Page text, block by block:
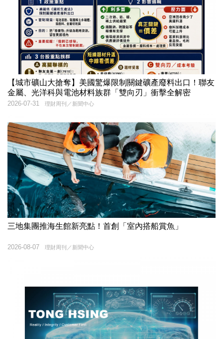
【城市礦山大搶奪】美國驚爆限制關鍵礦產廢料出口！聯友
金屬、光洋科與電池材料族群「雙向刃」衝擊全解密
理財周刊／新聞中心
2026-07-31
三地集團推海生館新亮點！首創「室內搭船賞魚」
理財周刊／新聞中心
2026-08-07